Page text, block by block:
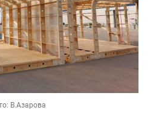
В.Азарова